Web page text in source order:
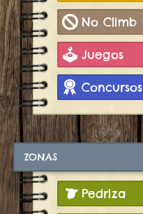
No Climb
Juegos
Concursos
ZONAS
Pedriza